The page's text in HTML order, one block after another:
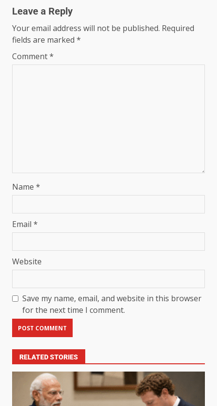
Leave a Reply
Your email address will not be published. Required
fields are marked *
Comment*
Name *
Email *
Website
Save my name, email, and website in this browser
for the next time I comment.
RELATED STORIES